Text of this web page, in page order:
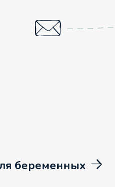
беременных